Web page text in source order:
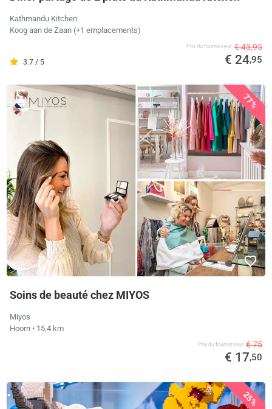
Kathmandu Kitchen
Koog aan de Zaan (+1 emplacements)
3.7 / 5
Prix ​​du fournisseur € 43,95
€ 24,95
77%
Soins de beauté chez MIYOS
Miyos
Hoorn • 15,4 km
Prix ​​du fournisseur € 75
€ 17,50
25%